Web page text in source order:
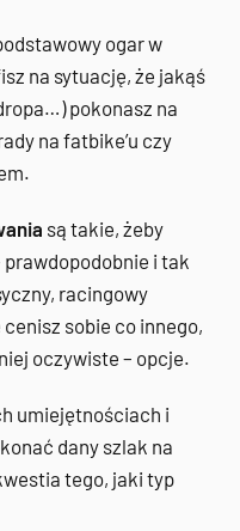
ogar w
na sytuację, że jakąś
pokonasz na
na fatbike’u czy
są takie, żeby
i tak
racingowy
sobie co innego,
oczywiste – opcje.
umiejętnościach i
dany szlak na
tego, jaki typ